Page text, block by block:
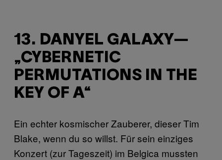
13. DANYEL GALAXY—
„CYBERNETIC
PERMUTATIONS IN THE
KEY OF A“
Ein echter kosmischer Zauberer, dieser Tim
Blake, wenn du so willst. Für sein einziges
Konzert (zur Tageszeit) im Belgica mussten